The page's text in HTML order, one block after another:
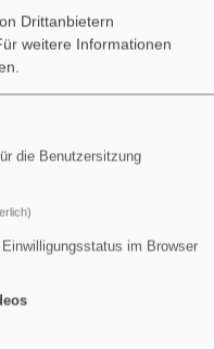
Drittanbietern
weitere Informationen
die Benutzersitzung
im Browser